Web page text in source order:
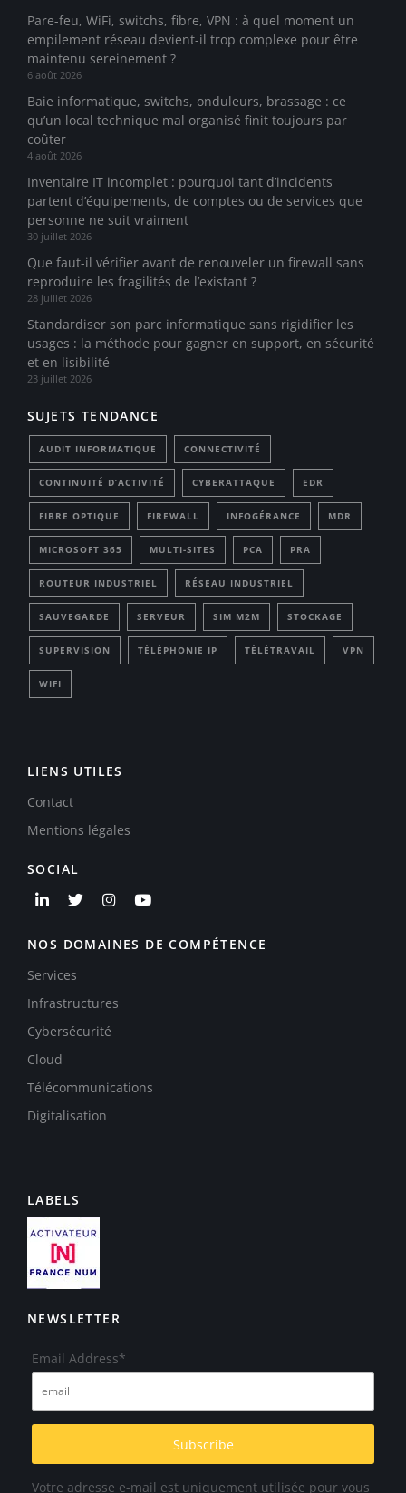
Pare-feu, WiFi, switchs, fibre, VPN : à quel moment un
empilement réseau devient-il trop complexe pour être
maintenu sereinement ?
6 août 2026
Baie informatique, switchs, onduleurs, brassage : ce
qu’un local technique mal organisé finit toujours par
coûter
4 août 2026
Inventaire IT incomplet : pourquoi tant d’incidents
partent d’équipements, de comptes ou de services que
personne ne suit vraiment
30 juillet 2026
Que faut-il vérifier avant de renouveler un firewall sans
reproduire les fragilités de l’existant ?
28 juillet 2026
Standardiser son parc informatique sans rigidifier les
usages : la méthode pour gagner en support, en sécurité
et en lisibilité
23 juillet 2026
SUJETS TENDANCE
AUDIT INFORMATIQUE CONNECTIVITÉ
CONTINUITÉ D’ACTIVITÉ CYBERATTAQUE EDR
FIBRE OPTIQUE FIREWALL INFOGÉRANCE MDR
MICROSOFT 365 MULTI-SITES PCA PRA
ROUTEUR INDUSTRIEL RÉSEAU INDUSTRIEL
SAUVEGARDE SERVEUR SIM M2M STOCKAGE
SUPERVISION TÉLÉPHONIE IP TÉLÉTRAVAIL VPN
WIFI
LIENS UTILES
Contact
Mentions légales
SOCIAL
NOS DOMAINES DE COMPÉTENCE
Services
Infrastructures
Cybersécurité
Cloud
Télécommunications
Digitalisation
LABELS
NEWSLETTER
Email Address*
Votre adresse e-mail est uniquement utilisée pour vous